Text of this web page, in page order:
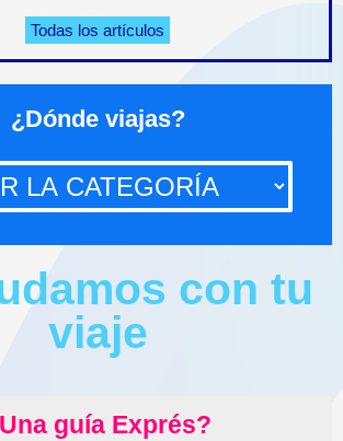
Todas los artículos
¿Dónde viajas?
con tu
viaje
guía Exprés?